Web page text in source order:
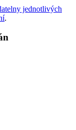
jednotlivých
.